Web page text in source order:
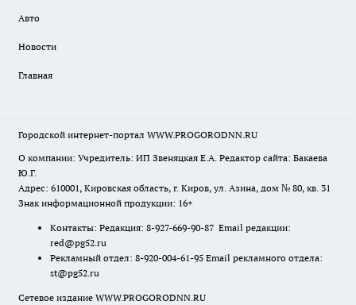
Авто
Новости
Главная
Городской интернет-портал WWW.PROGORODNN.RU
О компании: Учредитель: ИП Звеняцкая Е.А. Редактор сайта: Бакаева
Ю.Г.
Адрес: 610001, Кировская область, г. Киров, ул. Азина, дом № 80, кв. 31
Знак информационной продукции: 16+
Контакты: Редакция: 8-927-669-90-87 Email редакции:
red@pg52.ru
Рекламный отдел: 8-920-004-61-95 Email рекламного отдела:
st@pg52.ru
Сетевое издание WWW.PROGORODNN.RU